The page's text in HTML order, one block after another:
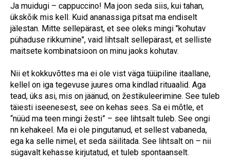
Ja muidugi – cappuccino! Ma joon seda siis, kui tahan,
ükskõik mis kell. Kuid ananassiga pitsat ma endiselt
jälestan. Mitte sellepärast, et see oleks mingi "kohutav
pühaduse rikkumine", vaid lihtsalt sellepärast, et selliste
maitsete kombinatsioon on minu jaoks kohutav.
Nii et kokkuvõttes ma ei ole vist väga tüüpiline itaallane,
kellel on iga tegevuse juures oma kindlad rituaalid. Aga
tead, üks asi, mis on jäänud, on žestikuleerimine. See tuleb
täiesti iseenesest, see on kehas sees. Sa ei mõtle, et
“nüüd ma teen mingi žesti” – see lihtsalt tuleb. See ongi
nn kehakeel. Ma ei ole pingutanud, et sellest vabaneda,
ega ka selle nimel, et seda säilitada. See lihtsalt on – nii
sügavalt kehasse kirjutatud, et tuleb spontaanselt.